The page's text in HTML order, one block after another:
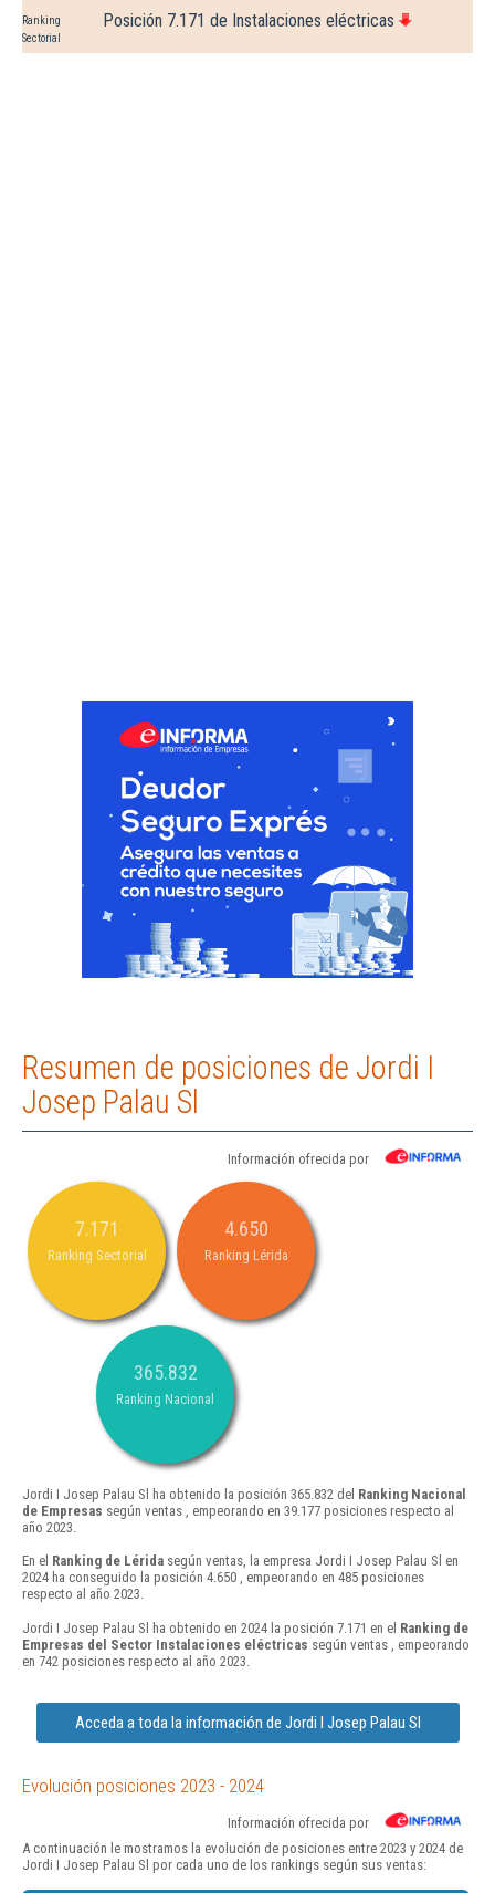
Ranking
Sectorial
Posición 7.171 de Instalaciones eléctricas
Resumen de posiciones de Jordi I
Josep Palau Sl
Información ofrecida por
7.171
Ranking Sectorial
4.650
Ranking Lérida
365.832
Ranking Nacional
Jordi I Josep Palau Sl ha obtenido la posición 365.832 del Ranking Nacional
de Empresas según ventas , empeorando en 39.177 posiciones respecto al
año 2023.
En el Ranking de Lérida según ventas, la empresa Jordi I Josep Palau Sl en
2024 ha conseguido la posición 4.650 , empeorando en 485 posiciones
respecto al año 2023.
Jordi I Josep Palau Sl ha obtenido en 2024 la posición 7.171 en el Ranking de
Empresas del Sector Instalaciones eléctricas según ventas , empeorando
en 742 posiciones respecto al año 2023.
Acceda a toda la información de Jordi I Josep Palau Sl
Evolución posiciones 2023 - 2024
Información ofrecida por
A continuación le mostramos la evolución de posiciones entre 2023 y 2024 de
Jordi I Josep Palau Sl por cada uno de los rankings según sus ventas: